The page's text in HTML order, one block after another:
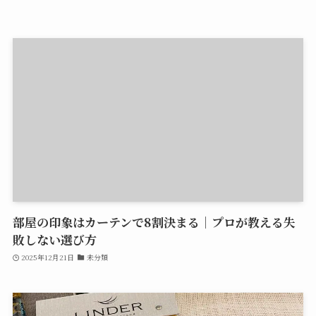
部屋の印象はカーテンで8割決まる｜プロが教える失
敗しない選び方
2025年12月21日 未分類